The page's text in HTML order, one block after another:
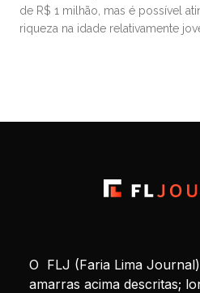
de R$ 1 milhão, mas é possível
riqueza na idade relativamente
O FLJ (Faria Lima
amarras acima descritas;